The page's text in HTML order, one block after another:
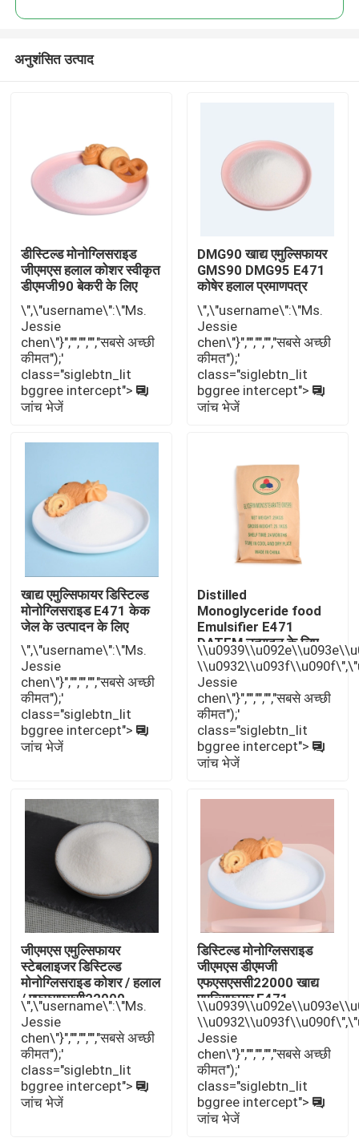
घर
उत्पादों
हमारे बारे में
कारखाना भ्रमण
गुणवत्ता नियंत्रण
संपर्क करें
समाचार
E471 खाद्य पायसीकारी
खाद्य ग्रेड पायसीकारी
प्राकृतिक खाद्य पायसीकारी
डिस्टिल्ड मोनोग्लिसराइड
मोनो और डाइग्लिसराइड्स
ग्लिसरॉल मोनोस्टियरेट
अनुशंसित उत्पाद
डीस्टिल्ड मोनोग्लिसराइड
जीएमएस हलाल कोशर स्वीकृत
डीएमजी90 बेकरी के लिए
\",\"username\":\"Ms.
Jessie
chen\"}","","","","सबसे अच्छी
कीमत");'
class="siglebtn_lit
bggree intercept">
जांच भेजें
DMG90 खाद्य एमुल्सिफायर
GMS90 DMG95 E471
कोषेर हलाल प्रमाणपत्र
\",\"username\":\"Ms.
Jessie
chen\"}","","","","सबसे अच्छी
कीमत");'
class="siglebtn_lit
bggree intercept">
जांच भेजें
खाद्य एमुल्सिफायर डिस्टिल्ड
मोनोग्लिसराइड E471 केक
जेल के उत्पादन के लिए
\",\"username\":\"Ms.
Jessie
chen\"}","","","","सबसे अच्छी
कीमत");'
class="siglebtn_lit
bggree intercept">
जांच भेजें
Distilled
Monoglyceride food
Emulsifier E471
DATEM उत्पादन के लिए
DMG जीएमएस
Jessie
chen\"}","","","","सबसे अच्छी
कीमत");'
class="siglebtn_lit
bggree intercept">
जांच भेजें
जीएमएस एमुल्सिफायर
स्टेबलाइजर डिस्टिल्ड
मोनोग्लिसराइड कोशर / हलाल
/ एफएसएससी22000
प्रमाणन
\",\"username\":\"Ms.
Jessie
chen\"}","","","","सबसे अच्छी
कीमत");'
class="siglebtn_lit
bggree intercept">
जांच भेजें
डिस्टिल्ड मोनोग्लिसराइड
जीएमएस डीएमजी
एफएसएससी22000 खाद्य
एमुल्सिफायर E471
Jessie
chen\"}","","","","सबसे अच्छी
कीमत");'
class="siglebtn_lit
bggree intercept">
जांच भेजें